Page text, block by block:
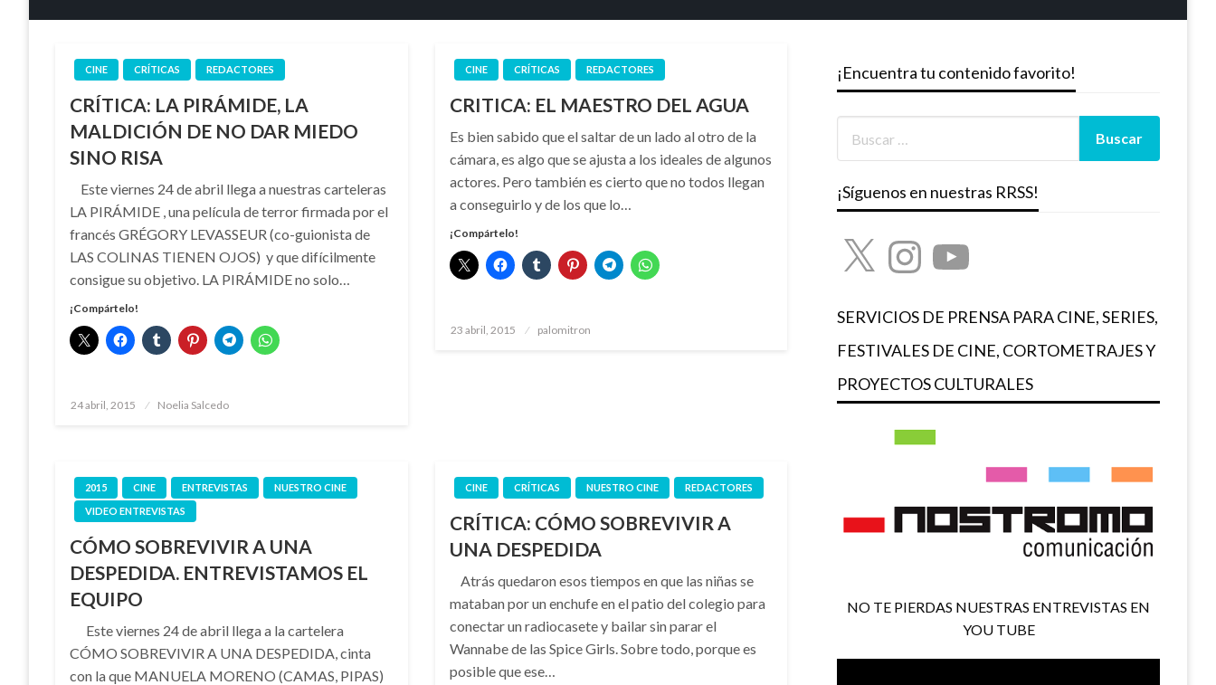
CINE CRÍTICAS REDACTORES
CRÍTICA: LA PIRÁMIDE, LA
MALDICIÓN DE NO DAR MIEDO
SINO RISA
Este viernes 24 de abril llega a nuestras carteleras
LA PIRÁMIDE , una película de terror firmada por el
francés GRÉGORY LEVASSEUR (co-guionista de
LAS COLINAS TIENEN OJOS) y que difícilmente
consigue su objetivo. LA PIRÁMIDE no solo…
¡Compártelo!
Publicado
24 abril, 2015 Noelia Salcedo
CINE CRÍTICAS REDACTORES
CRITICA: EL MAESTRO DEL AGUA
Es bien sabido que el saltar de un lado al otro de la
cámara, es algo que se ajusta a los ideales de algunos
actores. Pero también es cierto que no todos llegan
a conseguirlo y de los que lo…
¡Compártelo!
Publicado
23 abril, 2015 palomitron
2015 CINE ENTREVISTAS
NUESTRO CINE
VIDEO ENTREVISTAS
CÓMO SOBREVIVIR A UNA
DESPEDIDA. ENTREVISTAMOS EL
EQUIPO
Este viernes 24 de abril llega a la cartelera
CÓMO SOBREVIVIR A UNA DESPEDIDA, cinta
con la que MANUELA MORENO (CAMAS, PIPAS)
CINE CRÍTICAS NUESTRO CINE REDACTORES
CRÍTICA: CÓMO SOBREVIVIR A
UNA DESPEDIDA
Atrás quedaron esos tiempos en que las niñas se
mataban por un enchufe en el patio del colegio para
conectar un radiocasete y bailar sin parar el
Wannabe de las Spice Girls. Sobre todo, porque es
posible que ese…
¡Encuentra tu contenido favorito!
¡Síguenos en nuestras RRSS!
X InstagramYouTube
SERVICIOS DE PRENSA PARA CINE, SERIES,
FESTIVALES DE CINE, CORTOMETRAJES Y
PROYECTOS CULTURALES
NO TE PIERDAS NUESTRAS ENTREVISTAS EN
YOU TUBE